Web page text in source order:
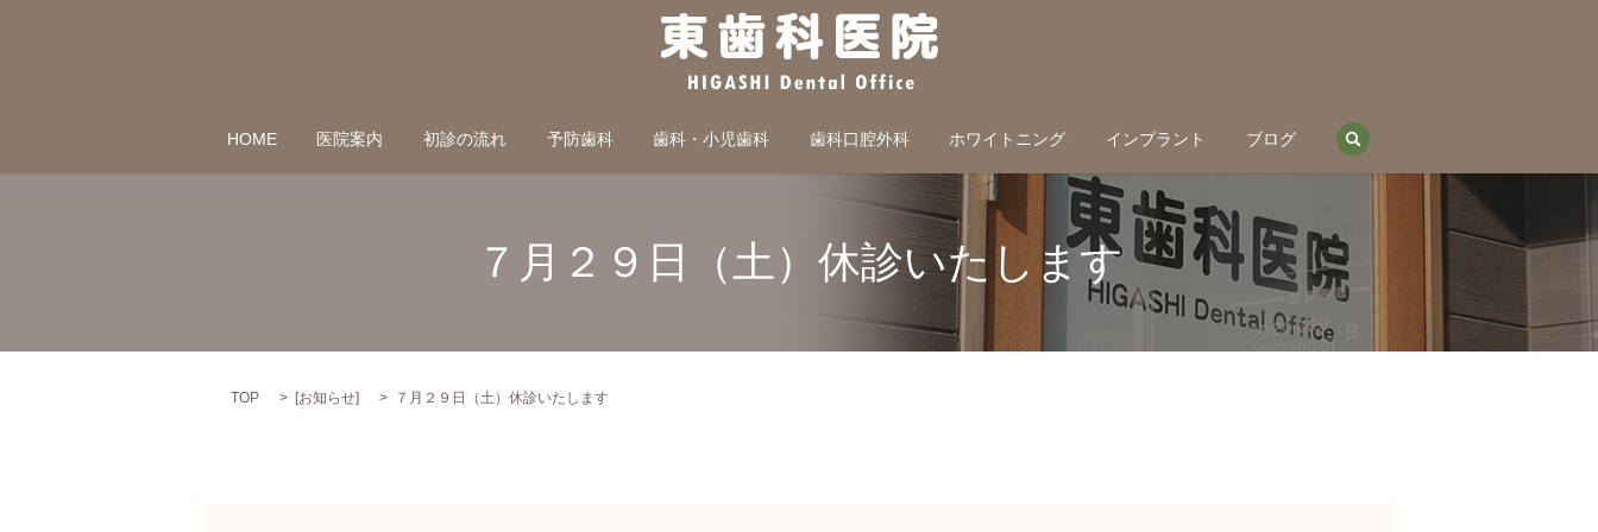
HOME 医院案内 初診の流れ 予防歯科 歯科・小児歯科 歯科口腔外科 ホワイトニング インプラント ブログ
７月２９日（土）休診いたします
TOP [お知らせ] ７月２９日（土）休診いたします